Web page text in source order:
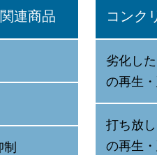
連商品 コンク
劣化し
の再生
打ち放
の再生